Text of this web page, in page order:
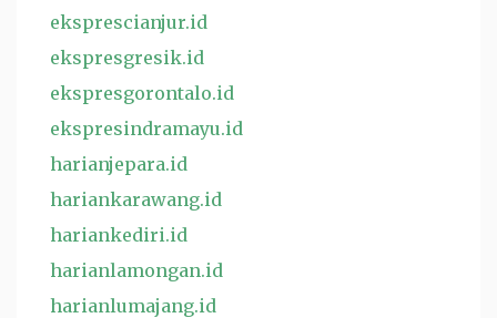
eksprescianjur.id
ekspresgresik.id
ekspresgorontalo.id
ekspresindramayu.id
harianjepara.id
hariankarawang.id
hariankediri.id
harianlamongan.id
harianlumajang.id